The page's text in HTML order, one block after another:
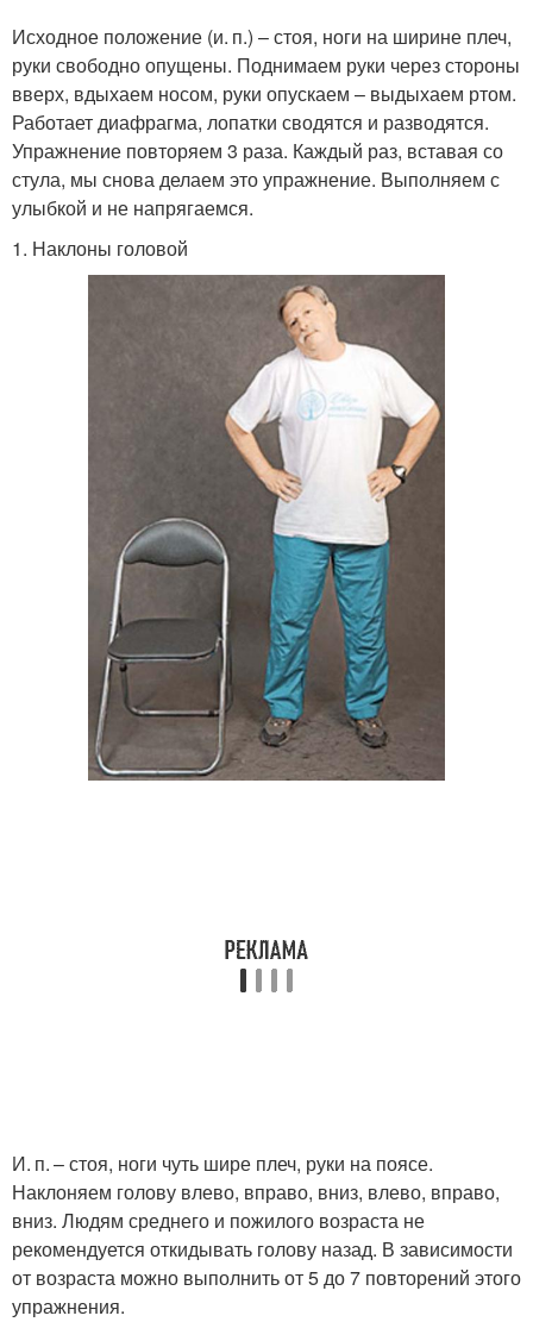
Исходное положение (и. п.) – стоя, ноги на ширине плеч,
руки свободно опущены. Поднимаем руки через стороны
вверх, вдыхаем носом, руки опускаем – выдыхаем ртом.
Работает диафрагма, лопатки сводятся и разводятся.
Упражнение повторяем 3 раза. Каждый раз, вставая со
стула, мы снова делаем это упражнение. Выполняем с
улыбкой и не напрягаемся.
1. Наклоны головой
И. п. – стоя, ноги чуть шире плеч, руки на поясе.
Наклоняем голову влево, вправо, вниз, влево, вправо,
вниз. Людям среднего и пожилого возраста не
рекомендуется откидывать голову назад. В зависимости
от возраста можно выполнить от 5 до 7 повторений этого
упражнения.